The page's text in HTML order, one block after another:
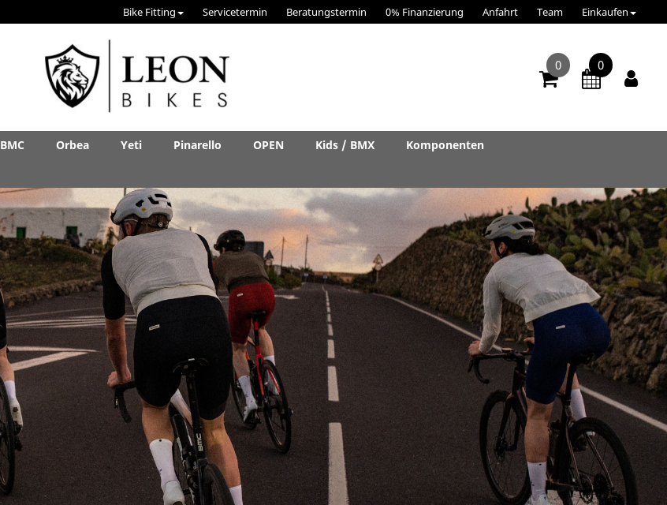
Bike Fitting Servicetermin Beratungstermin 0% Finanzierung Anfahrt Team Einkaufen
0 0
BMC Orbea Yeti Pinarello OPEN Kids / BMX
Komponenten